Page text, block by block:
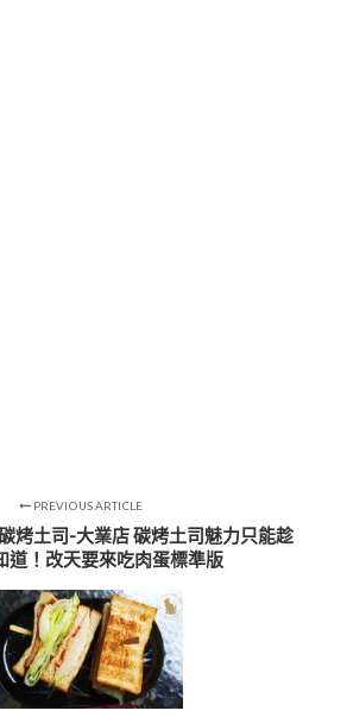
PREVIOUS ARTICLE
烤土司-大業店 碳烤土司魅力只能趁
道！改天要來吃肉蛋標準版